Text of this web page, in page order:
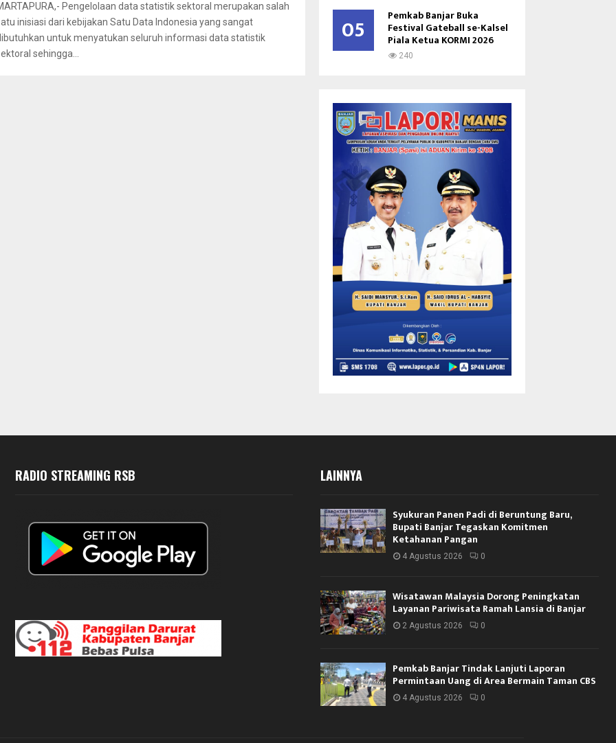
Pengelolaan data statistik sektoral merupakan salah
inisiasi dari kebijakan Satu Data Indonesia yang sangat
untuk menyatukan seluruh informasi data statistik
sehingga...
05 Pemkab Banjar Buka
Festival Gateball se-Kalsel
Piala Ketua KORMI 2026
240
RADIO STREAMING RSB LAINNYA
Syukuran Panen Padi di Beruntung Baru,
Bupati Banjar Tegaskan Komitmen
Ketahanan Pangan
4 Agustus 2026 0
Wisatawan Malaysia Dorong Peningkatan
Layanan Pariwisata Ramah Lansia di Banjar
2 Agustus 2026 0
Pemkab Banjar Tindak Lanjuti Laporan
Permintaan Uang di Area Bermain Taman CBS
4 Agustus 2026 0